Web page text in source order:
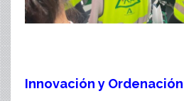
Innovación y